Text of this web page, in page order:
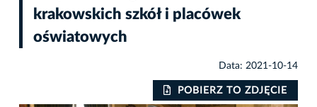
krakowskich szkół i placówek
oświatowych
Data: 2021-10-14
POBIERZ TO ZDJĘCIE